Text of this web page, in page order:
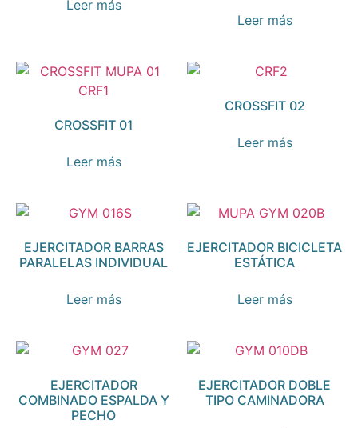
Leer más
Leer más
CROSSFIT 01
Leer más
CROSSFIT 02
Leer más
EJERCITADOR BARRAS
PARALELAS INDIVIDUAL
Leer más
EJERCITADOR BICICLETA
ESTÁTICA
Leer más
EJERCITADOR
COMBINADO ESPALDA Y
PECHO
EJERCITADOR DOBLE
TIPO CAMINADORA